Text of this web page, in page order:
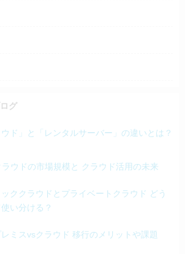
グ
ウド」と「レンタルサーバー」の違いとは？
ラウドの市場規模と クラウド活用の未来
ククラウドとプライベートクラウド どう
い分ける？
ミスvsクラウド 移行のメリットや課題